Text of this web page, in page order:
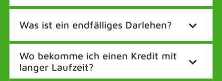
Was ist ein endfälliges Darlehen?
Wo bekomme ich einen Kredit mit
langer Laufzeit?